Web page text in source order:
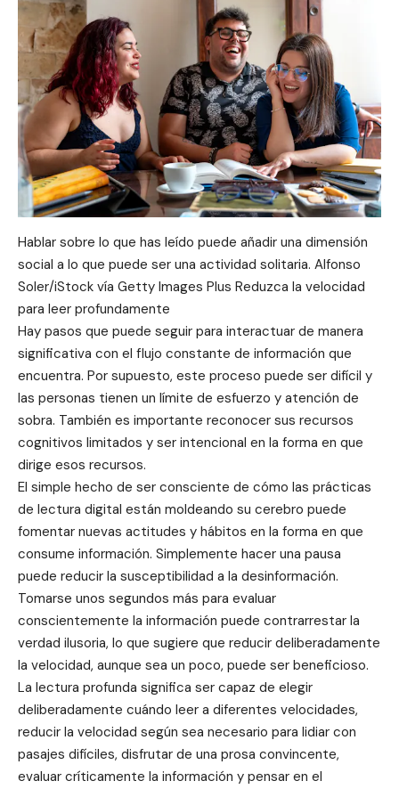
Hablar sobre lo que has leído puede añadir una dimensión
social a lo que puede ser una actividad solitaria. Alfonso
Soler/iStock vía Getty Images Plus Reduzca la velocidad
para leer profundamente
Hay pasos que puede seguir para interactuar de manera
significativa con el flujo constante de información que
encuentra. Por supuesto, este proceso puede ser difícil y
las personas tienen un límite de esfuerzo y atención de
sobra. También es importante reconocer sus recursos
cognitivos limitados y ser intencional en la forma en que
dirige esos recursos.
El simple hecho de ser consciente de cómo las prácticas
de lectura digital están moldeando su cerebro puede
fomentar nuevas actitudes y hábitos en la forma en que
consume información. Simplemente hacer una pausa
puede reducir la susceptibilidad a la desinformación.
Tomarse unos segundos más para evaluar
conscientemente la información puede contrarrestar la
verdad ilusoria, lo que sugiere que reducir deliberadamente
la velocidad, aunque sea un poco, puede ser beneficioso.
La lectura profunda significa ser capaz de elegir
deliberadamente cuándo leer a diferentes velocidades,
reducir la velocidad según sea necesario para lidiar con
pasajes difíciles, disfrutar de una prosa convincente,
evaluar críticamente la información y pensar en el